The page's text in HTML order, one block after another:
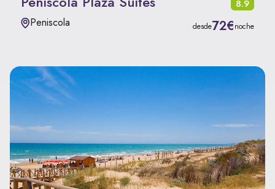
8.9
Peniscola desde72€noche